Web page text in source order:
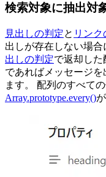
検索対象に抽出対
見出しの判定と リン
出しが存在しない場合
出しの判定で返却した
であればメッセージ
ます。 配列のすべて
Array.prototype.every()